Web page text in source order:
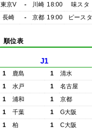
東京V
- 川崎 18:00
味スタ
長崎
- 京都 19:00 ピースタ
順位表
J1
1 鹿島 1
清水
1
水戸 1
名古屋
1
浦和 1
京都
1
千葉 1
G大阪
1
柏 1
C大阪